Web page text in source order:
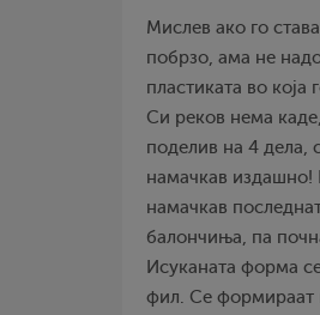
Мислев ако го
побрзо, ама не
пластиката во која
Си реков нема
поделив на 4 дела,
намачкав издашно!
намачкав
балончиња, па
Исуканата форма
фил. Се формираат